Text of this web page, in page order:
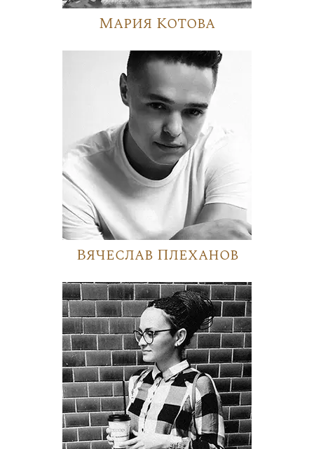
Мария Котова
Вячеслав Плеханов